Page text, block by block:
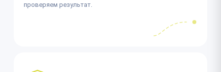
проверяем результат.